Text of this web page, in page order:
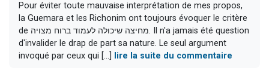
Pour éviter toute mauvaise interprétation de mes propos,
la Guemara et les Richonim ont toujours évoquer le critère
de מחיצה שיכולה לעמוד ברוח מצויה. Il n'a jamais été question
d'invalider le drap de part sa nature. Le seul argument
invoqué par ceux qui [...]
lire la suite du commentaire